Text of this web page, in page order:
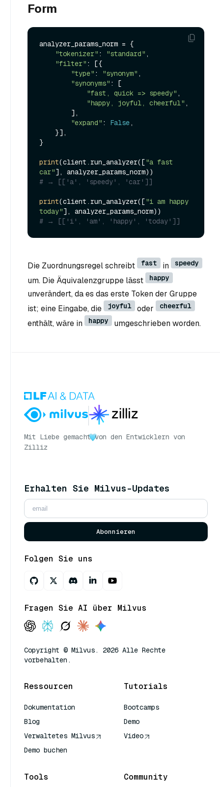
Form
analyzer_params_norm = {
"tokenizer" : "standard" ,
"filter" : [{
"type" : "synonym" ,
"synonyms" : [
"fast, quick => speedy" ,
"happy, joyful, cheerful" ,
"expand" : False,
}
print(client.run_analyzer(["a fast
car"
# → [['a', 'speedy', 'car']]
print(client.run_analyzer(["i am happy
today"
# → [['i', 'am', 'happy', 'today']]
Die Zuordnungsregel schreibt fast in speedy
um. Die Äquivalenzgruppe lässt happy
unverändert, da es das erste Token der Gruppe
ist; eine Eingabe, die
joyful oder cheerful
enthält, wäre in happy umgeschrieben worden.
Mit Liebe gemacht von den Entwicklern von
Zilliz
Erhalten Sie Milvus-Updates
Abonnieren
Folgen Sie uns
Fragen Sie AI über Milvus
Copyright © Milvus. 2026 Alle Rechte
vorbehalten.
Ressourcen
Dokumentation
Blog
Verwaltetes Milvus
Demo buchen
Tutorials
Bootcamps
Demo
Video
Tools Community